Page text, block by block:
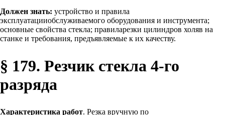
Должен знать: устройство и правила
эксплуатацииобслуживаемого оборудования и инструмента;
основные свойства стекла; правиларезки цилиндров холяв на
станке и требования, предъявляемые к их качеству.
§ 179. Резчик стекла 4-го
разряда
Характеристика работ. Резка вручную по